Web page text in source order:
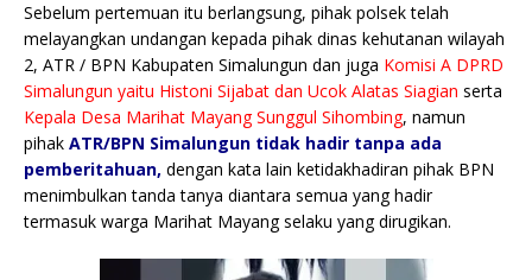
Sebelum pertemuan itu berlangsung, pihak polsek telah
melayangkan undangan kepada pihak dinas kehutanan wilayah
2, ATR / BPN Kabupaten Simalungun dan juga Komisi A DPRD
Simalungun yaitu Histoni Sijabat dan Ucok Alatas Siagian serta
Kepala Desa Marihat Mayang Sunggul Sihombing, namun
pihak ATR/BPN Simalungun tidak hadir tanpa ada
pemberitahuan, dengan kata lain ketidakhadiran pihak BPN
menimbulkan tanda tanya diantara semua yang hadir
termasuk warga Marihat Mayang selaku yang dirugikan.